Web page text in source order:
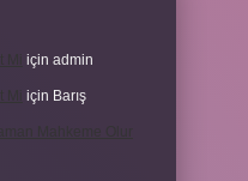
için admin
için Barış